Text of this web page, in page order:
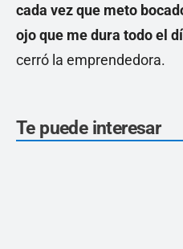
cada vez que meto
ojo que me dura todo el
cerró la emprendedora.
Te puede interesar